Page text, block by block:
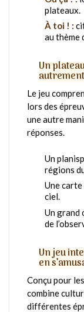
plateaux.
À toi ! :
au thème
Un
autrement
Le jeu
lors des
une autre
réponses.
Un
régions
Une
ciel.
Un grand
de
Un jeu
en
Conçu pour
combine
différentes